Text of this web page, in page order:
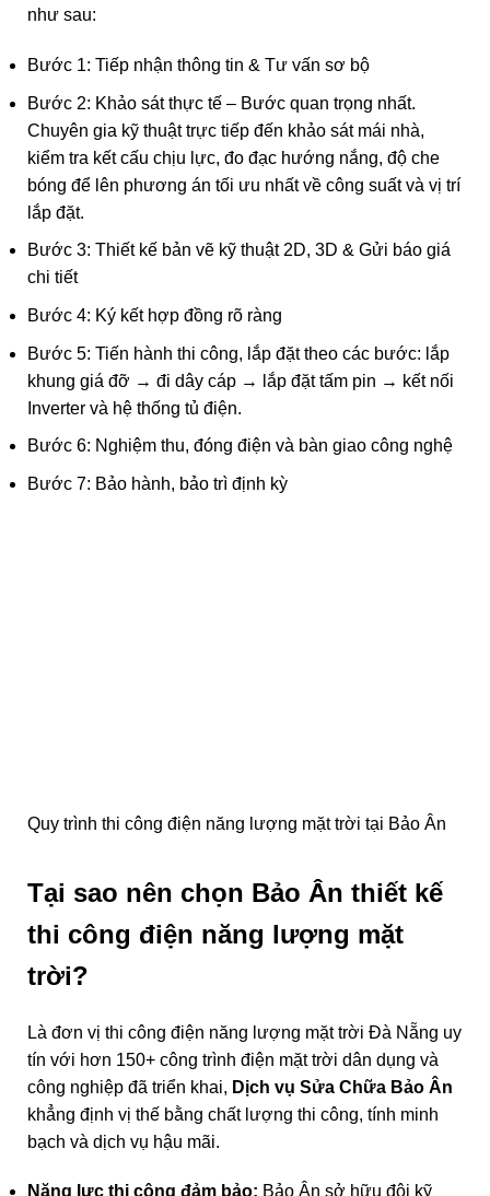
như sau:
Bước 1: Tiếp nhận thông tin & Tư vấn sơ bộ
Bước 2: Khảo sát thực tế – Bước quan trọng nhất.
Chuyên gia kỹ thuật trực tiếp đến khảo sát mái nhà,
kiểm tra kết cấu chịu lực, đo đạc hướng nắng, độ che
bóng để lên phương án tối ưu nhất về công suất và vị trí
lắp đặt.
Bước 3: Thiết kế bản vẽ kỹ thuật 2D, 3D & Gửi báo giá
chi tiết
Bước 4: Ký kết hợp đồng rõ ràng
Bước 5: Tiến hành thi công, lắp đặt theo các bước: lắp
khung giá đỡ → đi dây cáp → lắp đặt tấm pin → kết nối
Inverter và hệ thống tủ điện.
Bước 6: Nghiệm thu, đóng điện và bàn giao công nghệ
Bước 7: Bảo hành, bảo trì định kỳ
Quy trình thi công điện năng lượng mặt trời tại Bảo Ân
Tại sao nên chọn Bảo Ân thiết kế
thi công điện năng lượng mặt
trời?
Là đơn vị thi công điện năng lượng mặt trời Đà Nẵng uy
tín với hơn 150+ công trình điện mặt trời dân dụng và
công nghiệp đã triển khai, Dịch vụ Sửa Chữa Bảo Ân
khẳng định vị thế bằng chất lượng thi công, tính minh
bạch và dịch vụ hậu mãi.
Năng lực thi công đảm bảo: Bảo Ân sở hữu đội kỹ